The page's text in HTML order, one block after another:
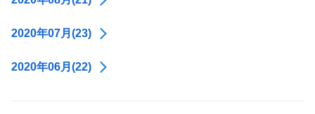
2020年07月(23)
2020年06月(22)